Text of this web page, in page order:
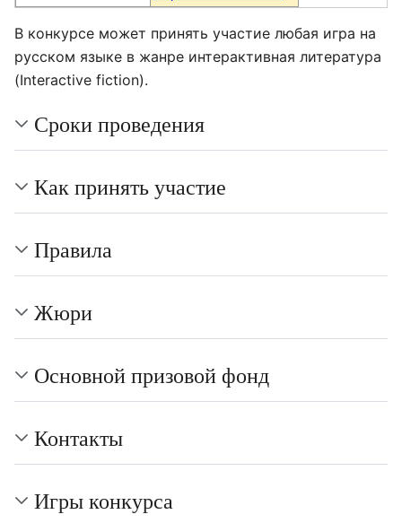
В конкурсе может принять участие любая игра на
русском языке в жанре интерактивная литература
(Interactive fiction).
Сроки проведения
Как принять участие
Правила
Жюри
Основной призовой фонд
Контакты
Игры конкурса